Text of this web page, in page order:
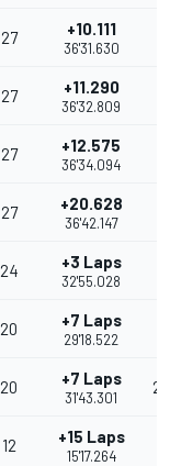
27 +10.111
36'31.630
27 +11.290
36'32.809
27 +12.575
36'34.094
27 +20.628
36'42.147
24 +3 Laps
32'55.028
20 +7 Laps
29'18.522
20 +7 Laps
31'43.301
12 +15 Laps
15'17.264